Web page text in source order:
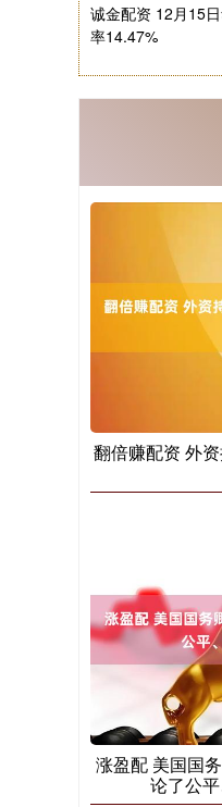
诚金配资 12月15
率14.47%
翻倍赚配资 外
涨盈配 美国国
论了公